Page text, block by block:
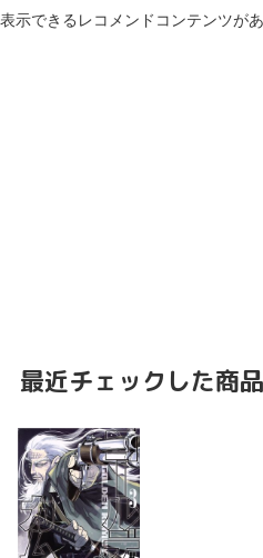
表示できるレコメンドコンテンツが
最近チェックした商品